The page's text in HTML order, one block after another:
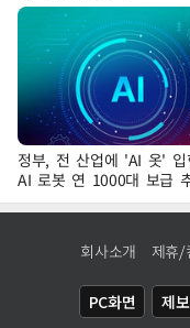
정부, 전 산업에 'AI 옷'
AI 로봇 연 1000대 보급
회사소개 제휴/
PC화면 제